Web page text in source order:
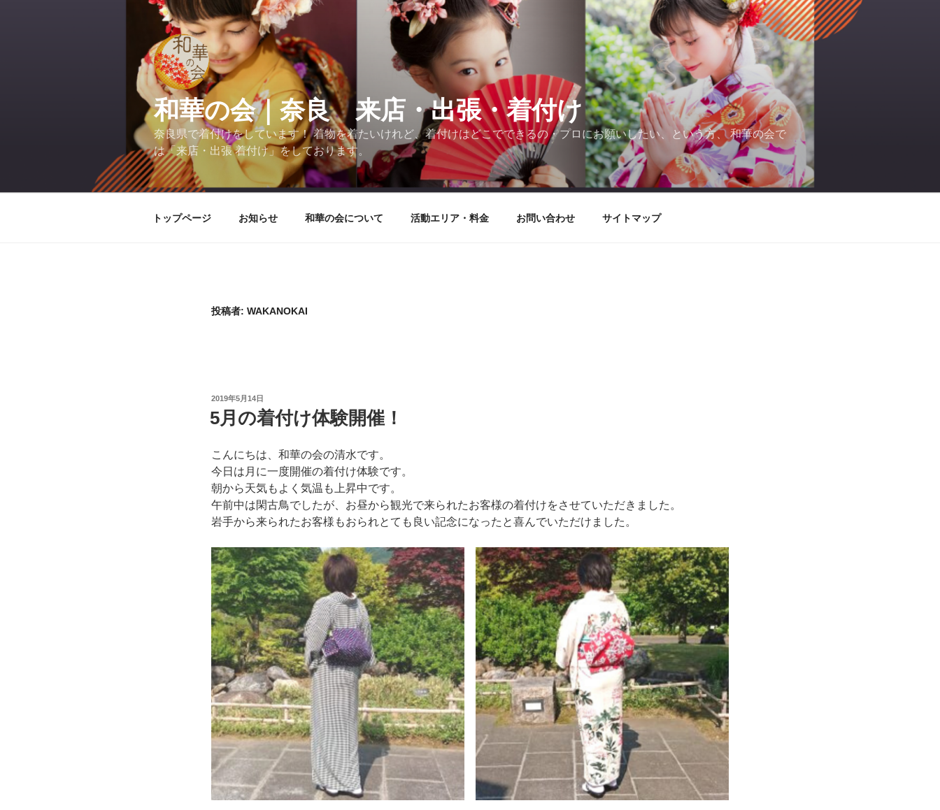
和華の会｜奈良 来店・出張・着付け
奈良県で着付けをしています！ 着物を着たいけれど、着付けはどこでできるの・プロにお願いしたい、という方、 和華の会で
は「来店・出張 着付け」をしております。
トップページ お知らせ 和華の会について 活動エリア・料金 お問い合わせ サイトマップ
投稿者: WAKANOKAI
投
日:
2019年5月14日
5月の着付け体験開催！
こんにちは、和華の会の清水です。
今日は月に一度開催の着付け体験です。
朝から天気もよく気温も上昇中です。
午前中は閑古鳥でしたが、お昼から観光で来られたお客様の着付けをさせていただきました。
岩手から来られたお客様もおられとても良い記念になったと喜んでいただけました。